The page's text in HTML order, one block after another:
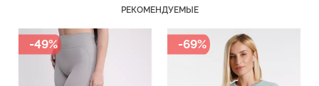
РЕКОМЕНДУЕМЫЕ
-49% -69%